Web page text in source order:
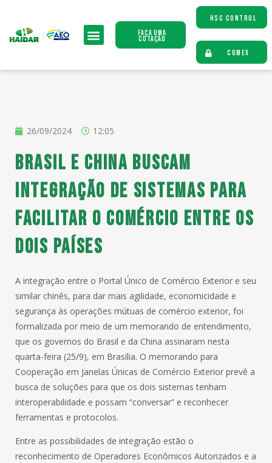
Faça uma
Cotação
HSC CONTROL
COMEX
26/09/2024 12:05
Brasil e China buscam
integração de sistemas para
facilitar o comércio entre os
dois países
A integração entre o Portal Único de Comércio Exterior e seu
similar chinês, para dar mais agilidade, economicidade e
segurança às operações mútuas de comércio exterior, foi
formalizada por meio de um memorando de entendimento,
que os governos do Brasil e da China assinaram nesta
quarta-feira (25/9), em Brasília. O memorando para
Cooperação em Janelas Únicas de Comércio Exterior prevê a
busca de soluções para que os dois sistemas tenham
interoperabilidade e possam “conversar” e reconhecer
ferramentas e protocolos.
Entre as possibilidades de integração estão o
reconhecimento de Operadores Econômicos Autorizados e a